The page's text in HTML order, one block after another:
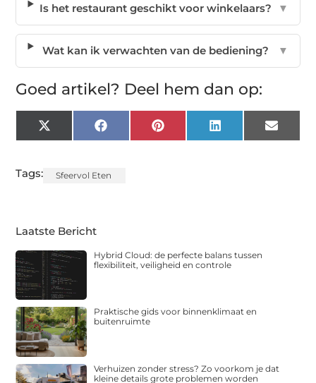
Is het restaurant geschikt voor winkelaars? ▼
Wat kan ik verwachten van de bediening? ▼
Goed artikel? Deel hem dan op:
X
(Twitter)
FacebookPinterest LinkedIn Email
Tags: Sfeervol Eten
Laatste Bericht
Hybrid Cloud: de perfecte balans tussen
flexibiliteit, veiligheid en controle
Praktische gids voor binnenklimaat en
buitenruimte
Verhuizen zonder stress? Zo voorkom je dat
kleine details grote problemen worden